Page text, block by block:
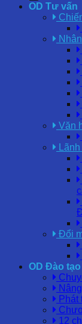
OD Tư vấn
Văn
Đổi
OD Đào tạo
Phát
12